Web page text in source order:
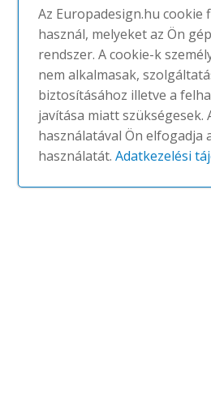
Olala
OLEANT
Az Europadesign.hu cookie
használ, melyeket az Ön
rendszer. A cookie-k
nem alkalmasak,
biztosításához illetve a
javítása miatt szükségesek.
használatával Ön elfogadja
használatát.Adatkezelési